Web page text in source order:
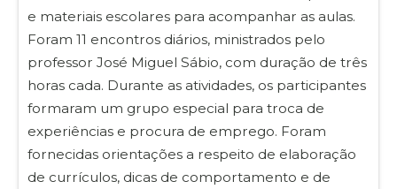
e materiais escolares para acompanhar as aulas.
Foram 11 encontros diários, ministrados pelo
professor José Miguel Sábio, com duração de três
horas cada. Durante as atividades, os participantes
formaram um grupo especial para troca de
experiências e procura de emprego. Foram
fornecidas orientações a respeito de elaboração
de currículos, dicas de comportamento e de